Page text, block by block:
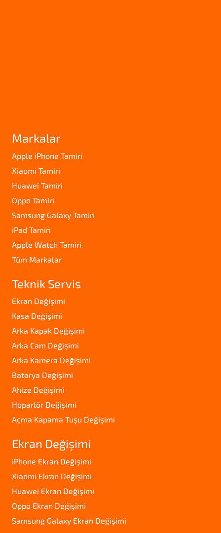
Markalar
Apple iPhone Tamiri
Xiaomi Tamiri
Huawei Tamiri
Oppo Tamiri
Samsung Galaxy Tamiri
iPad Tamiri
Apple Watch Tamiri
Tüm Markalar
Teknik Servis
Ekran Değişimi
Kasa Değişimi
Arka Kapak Değişimi
Arka Cam Değişimi
Arka Kamera Değişimi
Batarya Değişimi
Ahize Değişimi
Hoparlör Değişimi
Açma Kapama Tuşu Değişimi
Ekran Değişimi
iPhone Ekran Değişimi
Xiaomi Ekran Değişimi
Huawei Ekran Değişimi
Oppo Ekran Değişimi
Samsung Galaxy Ekran Değişimi